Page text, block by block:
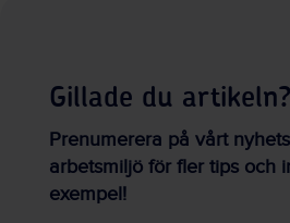
Gillade du artikeln?
Prenumerera på vårt
arbetsmiljö för fler tips och
exempel!